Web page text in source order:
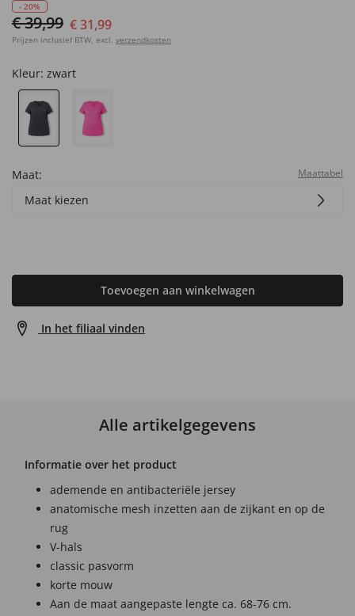
- 20%
€ 39,99 € 31,99
Prijzen inclusief BTW, excl. verzendkosten
Kleur: zwart
Maat: Maattabel
Maat kiezen
Toevoegen aan winkelwagen
In het filiaal vinden
Alle artikelgegevens
Informatie over het product
ademende en antibacteriële jersey
anatomische mesh inzetten aan de zijkant en op de
rug
V-hals
classic pasvorm
korte mouw
Aan de maat aangepaste lengte ca. 68-76 cm.